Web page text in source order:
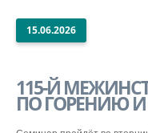
ВНУТРЕННИЙ САЙТ
15.06.2026
115-Й
ПО ГОРЕНИЮ